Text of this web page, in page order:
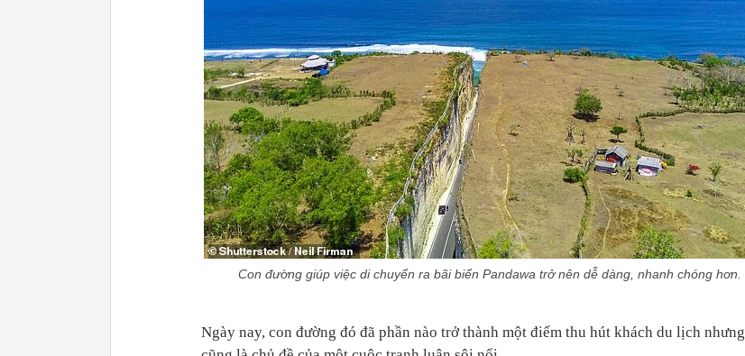
Con đường giúp việc di chuyển ra bãi biển Pandawa trở nên dễ dàng, nhanh chóng hơn.
Ngày nay, con đường đó đã phần nào trở thành một điểm thu hút khách du lịch nhưng